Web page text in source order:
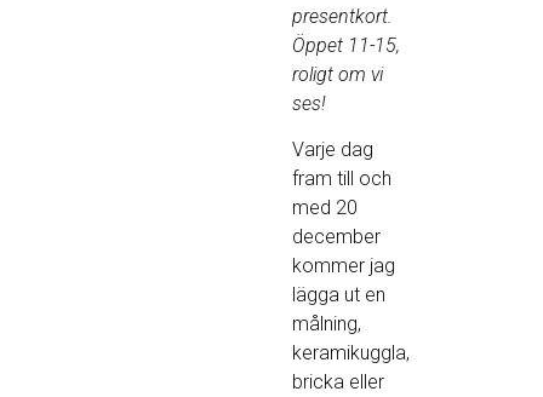
presentkort.
Öppet 11-15,
roligt om vi
ses!
Varje dag
fram till och
med 20
december
kommer jag
lägga ut en
målning,
keramikuggla,
bricka eller